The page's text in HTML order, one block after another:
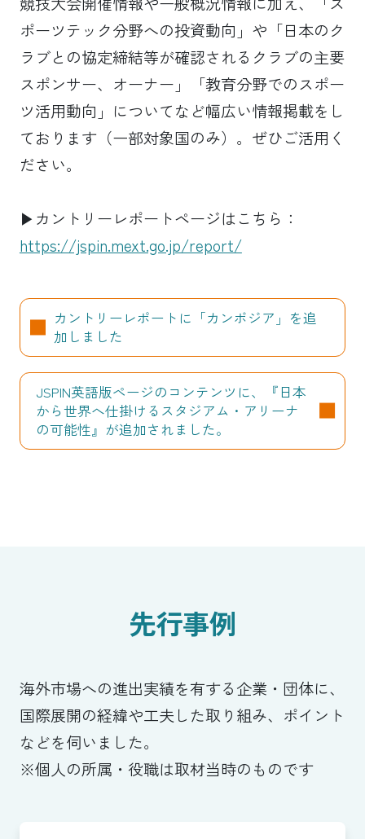
ポーツテック分野への投資動向」や「日本のク
ラブとの協定締結等が確認されるクラブの主要
スポンサー、オーナー」「教育分野でのスポー
ツ活用動向」についてなど幅広い情報掲載をし
ております（一部対象国のみ）。ぜひご活用く
ださい。
▶カントリーレポートページはこちら：
https://jspin.mext.go.jp/report/
カントリーレポートに「カンボジア」を追
加しました
JSPIN英語版ページのコンテンツに、『日本
から世界へ仕掛けるスタジアム・アリーナ
の可能性』が追加されました。
先行事例
海外市場への進出実績を有する企業・団体に、
国際展開の経緯や工夫した取り組み、ポイント
などを伺いました。
※個人の所属・役職は取材当時のものです